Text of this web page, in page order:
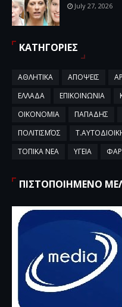
July 27, 2026
ΚΑΤΗΓΟΡΙΕΣ
ΑΘΛΗΤΙΚΑ ΑΠΟΨΕΙΣ
ΕΛΛΑΔΑ
ΕΠΙΚΟΙΝΩΝΙΑ
ΟΙΚΟΝΟΜΙΑ
ΠΑΠΑΔΗΣ
ΠΟΛΙΤΙΣΜΌΣ
ΤΟΠΙΚΑ ΝΕΑ
ΥΓΕΙΑ
ΠΙΣΤΟΠΟΙΗΜΕΝΟ